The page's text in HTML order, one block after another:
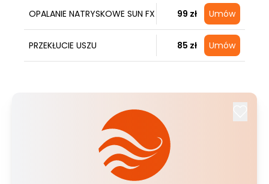
OPALANIE NATRYSKOWE SUN FX 99 zł Umów
PRZEKŁUCIE USZU 85 zł Umów